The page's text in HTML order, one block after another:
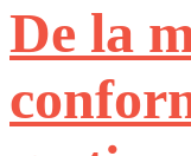
De la